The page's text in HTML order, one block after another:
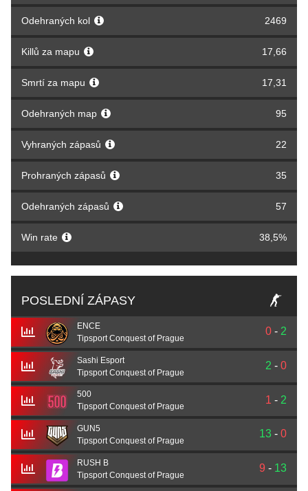
Odehraných kol 2469
Killů za mapu 17,66
Smrtí za mapu 17,31
Odehraných map 95
Vyhraných zápasů 22
Prohraných zápasů 35
Odehraných zápasů 57
Win rate 38,5%
POSLEDNÍ ZÁPASY
ENCE
Tipsport Conquest of Prague
0 - 2
Sashi Esport
Tipsport Conquest of Prague
2 - 0
500
Tipsport Conquest of Prague
1 - 2
GUN5
Tipsport Conquest of Prague
13 - 0
RUSH B
Tipsport Conquest of Prague
9 - 13